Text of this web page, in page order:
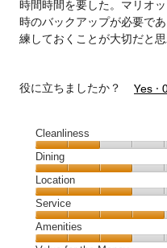
時間時間を要した。マリオ
時のバックアップが必要で
練しておくことが大切だと思
役に立ちましたか？ Yes ·
Cleanliness
Cleanliness,
2
out
of
5
Dining
Dining,
3
out
of
5
Location
Location,
3
out
Service
Service,
4
Amenities